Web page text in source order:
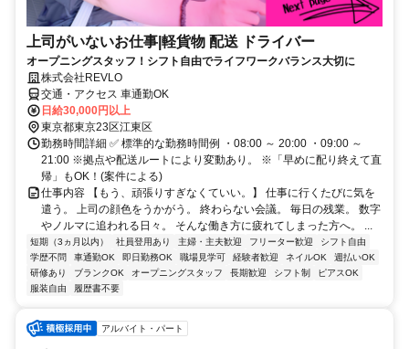
上司がいないお仕事|軽貨物 配送 ドライバー
オープニングスタッフ！シフト自由でライフワークバランス大切に
株式会社REVLO
交通・アクセス 車通勤OK
日給30,000円以上
東京都東京23区江東区
勤務時間詳細 ✅ 標準的な勤務時間例 ・08:00 ～ 20:00 ・09:00 ～
21:00 ※拠点や配送ルートにより変動あり。 ※「早めに配り終えて直
帰」もOK！(案件による)
仕事内容 【もう、頑張りすぎなくていい。】 仕事に行くたびに気を
遣う。 上司の顔色をうかがう。 終わらない会議。 毎日の残業。 数字
やノルマに追われる日々。 そんな働き方に疲れてしまった方へ。 ...
短期（3ヵ月以内） 社員登用あり 主婦・主夫歓迎 フリーター歓迎
シフト自由
学歴不問
車通勤OK 即日勤務OK 職場見学可 経験者歓迎 ネイルOK
週払いOK
研修あり
ブランクOK オープニングスタッフ 長期歓迎 シフト制
ピアスOK
服装自由
履歴書不要
アルバイト・パート